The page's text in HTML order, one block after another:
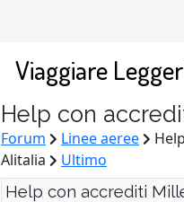
Viaggiare
Help con
Forum Linee aeree
Alitalia
Ultimo
Help con accrediti